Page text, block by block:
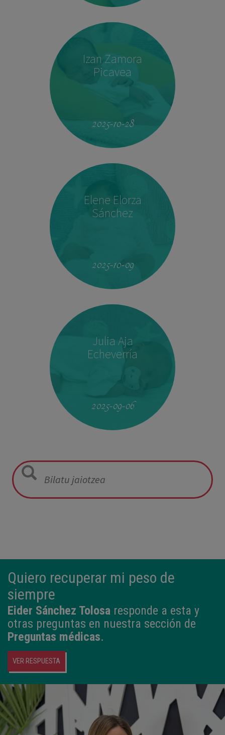
Izan Zamora
Picavea
2025-10-28
Elene Elorza
Sánchez
2025-10-09
Julia Aja
Echeverría
2025-09-06
Quiero recuperar mi peso de
siempre
Eider Sánchez Tolosa responde a esta y
otras preguntas en nuestra sección de
Preguntas médicas.
VER RESPUESTA